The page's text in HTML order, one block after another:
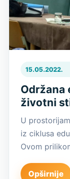
15.05.2022.
Održana
životni
U
iz ciklusa
Ovom
Opširnije